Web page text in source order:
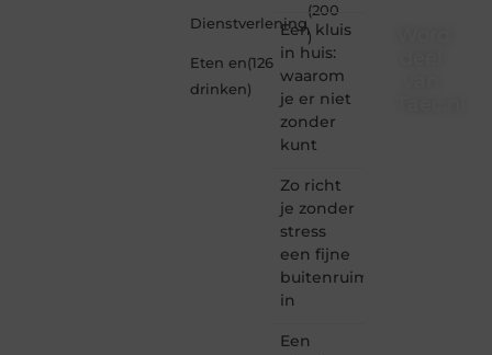
Dienstverlening
(200
)
Eten en
drinken
(126
)
Een kluis
in huis:
waarom
je er niet
zonder
kunt
Zo richt
je zonder
stress
een fijne
buitenruimte
in
Een